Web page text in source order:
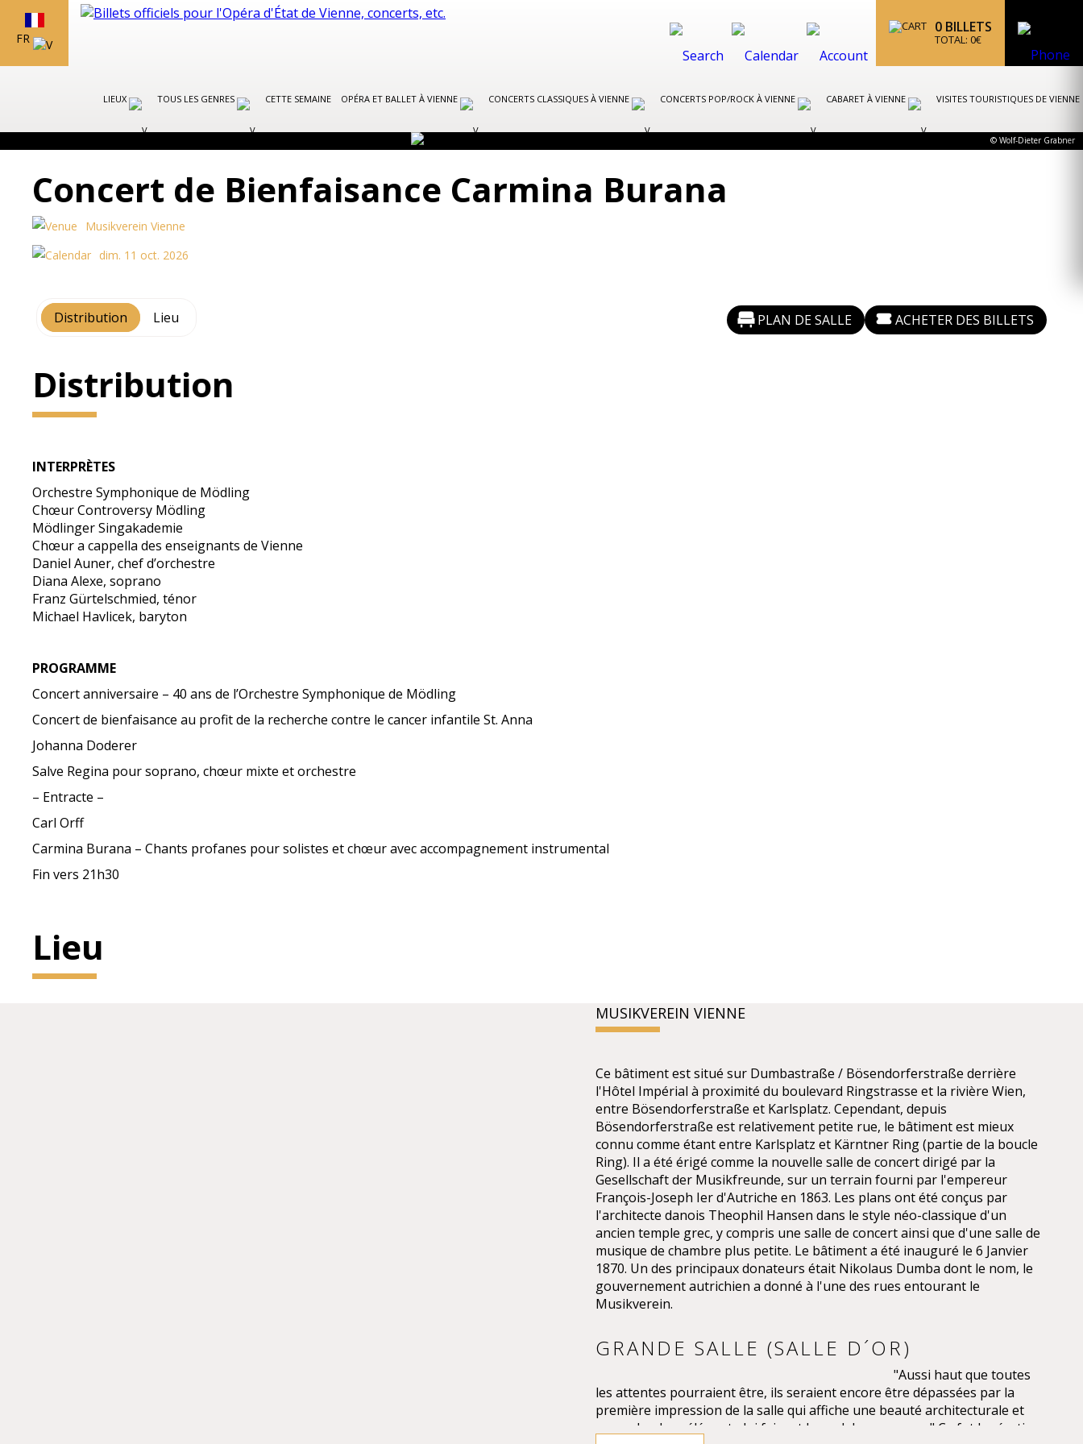
FR
0 BILLETS
TOTAL: 0€
LIEUX TOUS LES GENRES CETTE SEMAINE OPÉRA ET BALLET À VIENNE CONCERTS CLASSIQUES À VIENNE CONCERTS POP/ROCK À VIENNE CABARET À VIENNE VISITES TOURISTIQUES DE VIENNE
© Wolf-Dieter Grabner
Concert de Bienfaisance Carmina Burana
Musikverein Vienne
dim. 11 oct. 2026
Distribution Lieu PLAN DE SALLE ACHETER DES BILLETS
Distribution
INTERPRÈTES
Orchestre Symphonique de Mödling
Chœur Controversy Mödling
Mödlinger Singakademie
Chœur a cappella des enseignants de Vienne
Daniel Auner, chef d’orchestre
Diana Alexe, soprano
Franz Gürtelschmied, ténor
Michael Havlicek, baryton
PROGRAMME
Concert anniversaire – 40 ans de l’Orchestre Symphonique de Mödling
Concert de bienfaisance au profit de la recherche contre le cancer infantile St. Anna
Johanna Doderer
Salve Regina pour soprano, chœur mixte et orchestre
– Entracte –
Carl Orff
Carmina Burana – Chants profanes pour solistes et chœur avec accompagnement instrumental
Fin vers 21h30
Lieu
MUSIKVEREIN VIENNE
Ce bâtiment est situé sur Dumbastraße / Bösendorferstraße derrière
l'Hôtel Impérial à proximité du boulevard Ringstrasse et la rivière Wien,
entre Bösendorferstraße et Karlsplatz. Cependant, depuis
Bösendorferstraße est relativement petite rue, le bâtiment est mieux
connu comme étant entre Karlsplatz et Kärntner Ring (partie de la boucle
Ring). Il a été érigé comme la nouvelle salle de concert dirigé par la
Gesellschaft der Musikfreunde, sur un terrain fourni par l'empereur
François-Joseph Ier d'Autriche en 1863. Les plans ont été conçus par
l'architecte danois Theophil Hansen dans le style néo-classique d'un
ancien temple grec, y compris une salle de concert ainsi que d'une salle de
musique de chambre plus petite. Le bâtiment a été inauguré le 6 Janvier
1870. Un des principaux donateurs était Nikolaus Dumba dont le nom, le
gouvernement autrichien a donné à l'une des rues entourant le
Musikverein.
GRANDE SALLE (SALLE D´OR)
"Aussi haut que toutes
les attentes pourraient être, ils seraient encore être dépassées par la
première impression de la salle qui affiche une beauté architecturale et
une splendeur élégante lui faisant le seul de son genre." Ce fut la réaction